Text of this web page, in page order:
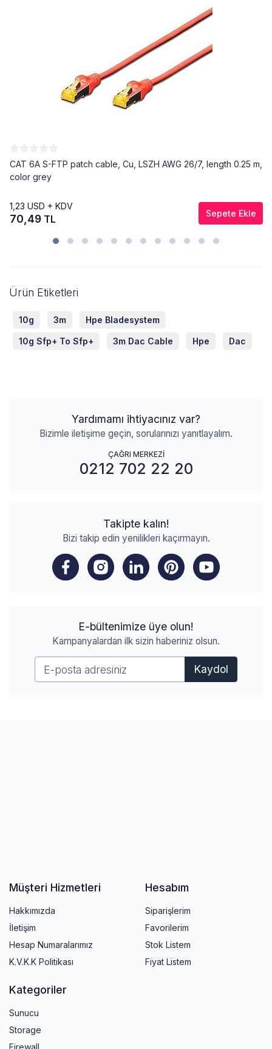
CAT 6A S-FTP patch cable, Cu, LSZH AWG 26/7, length 0.25 m,
color grey
1,23 USD + KDV
70,49 TL Sepete Ekle
Ürün Etiketleri
10g 3m Hpe Bladesystem
10g Sfp+ To Sfp+ 3m Dac Cable Hpe Dac
Yardımamı ihtiyacınız var?
Bizimle iletişime geçin, sorularınızı yanıtlayalım.
ÇAĞRI MERKEZİ
0212 702 22 20
Takipte kalın!
Bizi takip edin yenilikleri kaçırmayın.
E-bültenimize üye olun!
Kampanyalardan ilk sizin haberiniz olsun.
Kaydol
Müşteri Hizmetleri
Hakkımızda
İletişim
Hesap Numaralarımız
K.V.K.K Politikası
Hesabım
Siparişlerim
Favorilerim
Stok Listem
Fiyat Listem
Kategoriler
Sunucu
Storage
Firewall